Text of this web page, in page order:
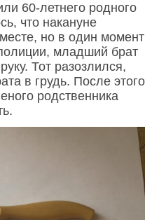
60-летнего родного
что накануне
но в один момент
младший брат
Тот разозлился,
в грудь. После этого
родственника